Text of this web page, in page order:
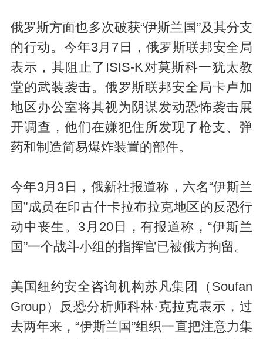
俄罗斯方面也多次破获“伊斯兰国”及其分支
的行动。今年3月7日，俄罗斯联邦安全局
表示，其阻止了ISIS-K对莫斯科一犹太教
堂的武装袭击。俄罗斯联邦安全局卡卢加
地区办公室将其视为阴谋发动恐怖袭击展
开调查，他们在嫌犯住所发现了枪支、弹
药和制造简易爆炸装置的部件。
今年3月3日，俄新社报道称，六名“伊斯兰
国”成员在印古什卡拉布拉克地区的反恐行
动中丧生。3月20日，有报道称，“伊斯兰
国”一个战斗小组的指挥官已被俄方拘留。
美国纽约安全咨询机构苏凡集团（Soufan
Group）反恐分析师科林·克拉克表示，过
去两年来，“伊斯兰国”组织一直把注意力集